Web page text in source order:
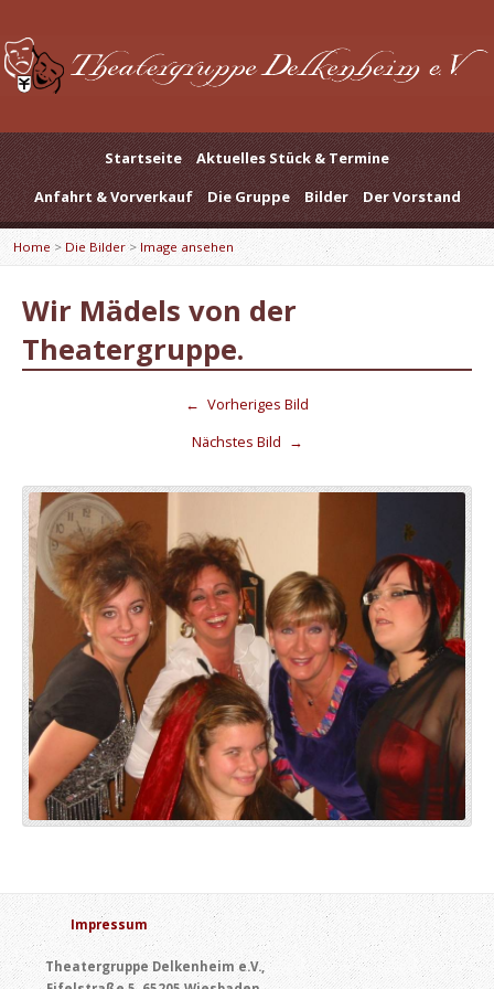
Startseite
Aktuelles Stück & Termine
Anfahrt & Vorverkauf
Die Gruppe Bilder Der Vorstand
Home > Die Bilder> Image ansehen
Wir Mädels von der
Theatergruppe.
← Vorheriges Bild
Nächstes Bild →
Impressum
Theatergruppe Delkenheim e.V.,